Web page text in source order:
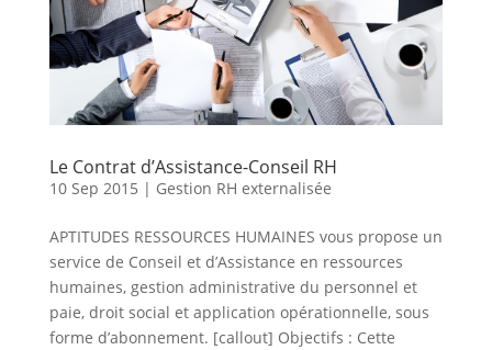
Le Contrat d’Assistance-Conseil RH
10 Sep 2015 | Gestion RH externalisée
APTITUDES RESSOURCES HUMAINES vous propose un
service de Conseil et d’Assistance en ressources
humaines, gestion administrative du personnel et
paie, droit social et application opérationnelle, sous
forme d’abonnement. [callout] Objectifs : Cette